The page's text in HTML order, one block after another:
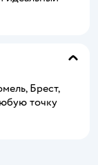
Брест,
точку